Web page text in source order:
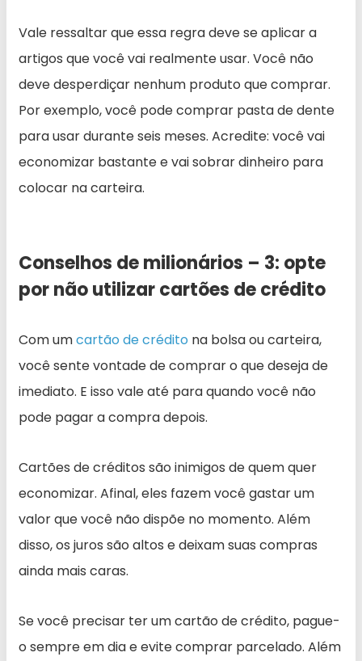
Vale ressaltar que essa regra deve se aplicar a
artigos que você vai realmente usar. Você não
deve desperdiçar nenhum produto que comprar.
Por exemplo, você pode comprar pasta de dente
para usar durante seis meses. Acredite: você vai
economizar bastante e vai sobrar dinheiro para
colocar na carteira.
Conselhos de milionários – 3: opte
por não utilizar cartões de crédito
Com umcartão de crédito na bolsa ou carteira,
você sente vontade de comprar o que deseja de
imediato. E isso vale até para quando você não
pode pagar a compra depois.
Cartões de créditos são inimigos de quem quer
economizar. Afinal, eles fazem você gastar um
valor que você não dispõe no momento. Além
disso, os juros são altos e deixam suas compras
ainda mais caras.
Se você precisar ter um cartão de crédito, pague-
o sempre em dia e evite comprar parcelado. Além